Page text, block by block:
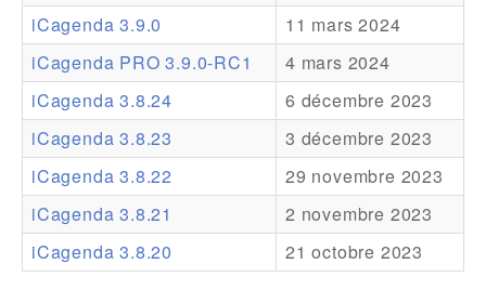
Theme Packs
Translation Packs
Support
Forum
Support Pro
iCagenda 3.9.0
11 mars 2024
iCagenda PRO 3.9.0-RC1
4 mars 2024
iCagenda 3.8.24
6 décembre 2023
iCagenda 3.8.23
3 décembre 2023
iCagenda 3.8.22
29 novembre 2023
iCagenda 3.8.21
2 novembre 2023
iCagenda 3.8.20
21 octobre 2023